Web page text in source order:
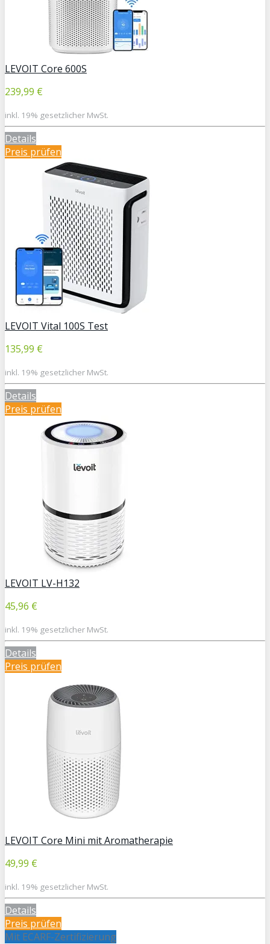
LEVOIT Core 600S
239,99 €
inkl. 19% gesetzlicher MwSt.
Details
Preis prüfen
LEVOIT Vital 100S Test
135,99 €
inkl. 19% gesetzlicher MwSt.
Details
Preis prüfen
LEVOIT LV-H132
45,96 €
inkl. 19% gesetzlicher MwSt.
Details
Preis prüfen
LEVOIT Core Mini mit Aromatherapie
49,99 €
inkl. 19% gesetzlicher MwSt.
Details
Preis prüfen
Mit ECARF-Zertifizierung